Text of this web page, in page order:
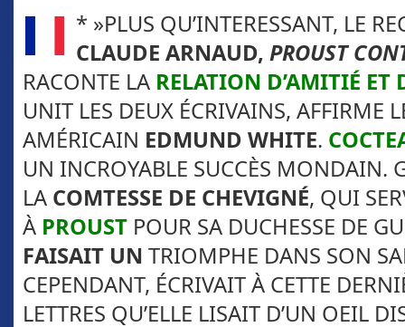
* »PLUS QU’INTERESSANT, LE
CLAUDE ARNAUD, PROUST
RACONTE LA RELATION D’AMITIÉ ET
UNIT LES DEUX ÉCRIVAINS, AFFIRME
AMÉRICAIN EDMUND WHITE.
UN INCROYABLE SUCCÈS MONDAIN.
LA COMTESSE DE CHEVIGNÉ, QUI
À PROUST POUR SA DUCHESSE DE
FAISAIT UN TRIOMPHE DANS SON
CEPENDANT, ÉCRIVAIT À CETTE
LETTRES QU’ELLE LISAIT D’UN OEIL